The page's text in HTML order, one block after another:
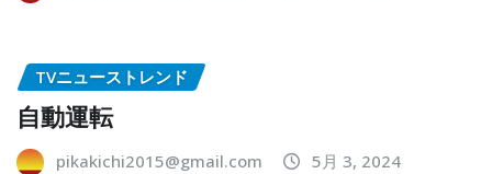
TVニューストレンド
自動運転
pikakichi2015@gmail.com 5月 3, 2024